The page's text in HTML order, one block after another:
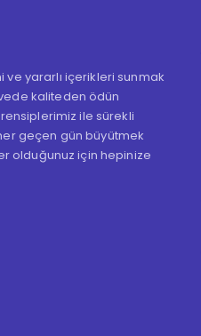
yararlı içerikleri sunmak
kaliteden ödün
ile sürekli
geçen gün büyütmek
olduğunuz için hepinize